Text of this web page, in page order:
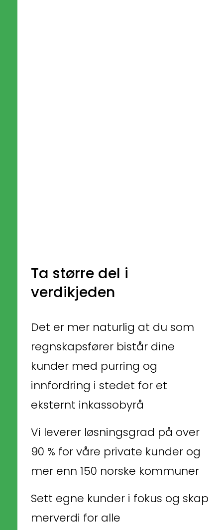
Ta større del i
verdikjeden
Det er mer naturlig at du som
regnskapsfører bistår dine
kunder med purring og
innfordring i stedet for et
eksternt inkassobyrå
Vi leverer løsningsgrad på over
90 % for våre private kunder og
mer enn 150 norske kommuner
Sett egne kunder i fokus og skap
merverdi for alle